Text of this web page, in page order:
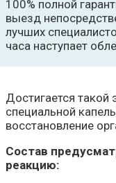
100% полной
выезд
лучших
часа наступает
Достигается
специальной
восстановление
Состав
реакцию: